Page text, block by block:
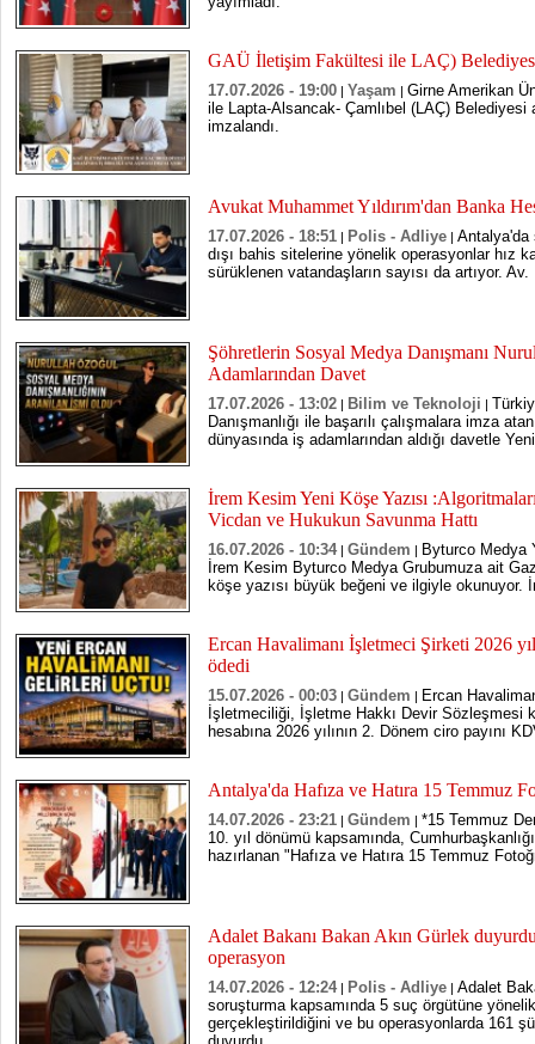
GAÜ İletişim Fakültesi ile LAÇ)
17.07.2026 - 19:00 | Yaşam | Girne Amerikan
ile Lapta-Alsancak- Çamlıbel (LAÇ) Belediyesi
imzalandı.
Avukat Muhammet Yıldırım'dan Banka
17.07.2026 - 18:51 | Polis - Adliye | Antalya'da
dışı bahis sitelerine yönelik operasyonlar hız
sürüklenen vatandaşların sayısı da artıyor.
Şöhretlerin Sosyal Medya Danışmanı
Adamlarından Davet
17.07.2026 - 13:02 | Bilim ve Teknoloji |
Danışmanlığı ile başarılı çalışmalara imza
dünyasında iş adamlarından aldığı davetle
İrem Kesim Yeni Köşe Yazısı
Vicdan ve Hukukun Savunma Hattı
16.07.2026 - 10:34| Gündem | Byturco Medya
İrem Kesim Byturco Medya Grubumuza ait
köşe yazısı büyük beğeni ve ilgiyle okunuyor.
Ercan Havalimanı İşletmeci Şirketi 2026
ödedi
15.07.2026 - 00:03 | Gündem | Ercan
İşletmeciliği, İşletme Hakkı Devir Sözleşmesi
hesabına 2026 yılının 2. Dönem ciro payını
Antalya'da Hafıza ve Hatıra 15 Temmuz
14.07.2026 - 23:21 | Gündem | *15 Temmuz
10. yıl dönümü kapsamında,
hazırlanan "Hafıza ve Hatıra 15 Temmuz
Adalet Bakanı Bakan Akın Gürlek
operasyon
14.07.2026 - 12:24| Polis - Adliye | Adalet
soruşturma kapsamında 5 suç örgütüne
gerçekleştirildiğini ve bu operasyonlarda 161